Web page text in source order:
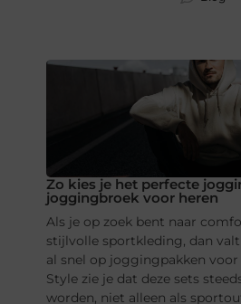
Zo kies je het perfecte
joggingbroek voor heren
Als je op zoek bent naar
stijlvolle sportkleding, dan
al snel op joggingpakken
Style zie je dat deze sets
worden, niet alleen als